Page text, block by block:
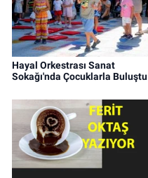
Hayal Orkestrası Sanat
Sokağı'nda Çocuklarla Buluştu